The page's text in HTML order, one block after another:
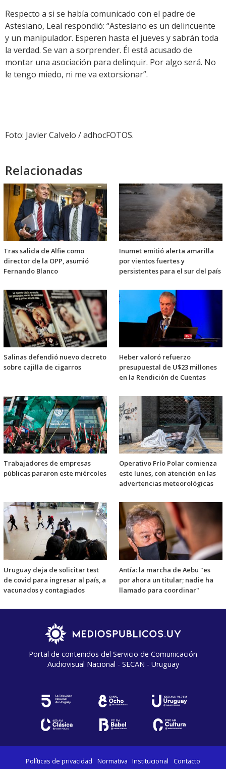
Respecto a si se había comunicado con el padre de
Astesiano, Leal respondió: “Astesiano es un delincuente
y un manipulador. Esperen hasta el jueves y sabrán toda
la verdad. Se van a sorprender. Él está acusado de
montar una asociación para delinquir. Por algo será. No
le tengo miedo, ni me va extorsionar”.
Foto: Javier Calvelo / adhocFOTOS.
Relacionadas
Tras salida de Alfie como
director de la OPP, asumió
Fernando Blanco
Inumet emitió alerta amarilla
por vientos fuertes y
persistentes para el sur del país
Salinas defendió nuevo decreto
sobre cajilla de cigarros
Heber valoró refuerzo
presupuestal de U$23 millones
en la Rendición de Cuentas
Trabajadores de empresas
públicas pararon este miércoles
Operativo Frío Polar comienza
este lunes, con atención en las
advertencias meteorológicas
Uruguay deja de solicitar test
de covid para ingresar al país, a
vacunados y contagiados
Antía: la marcha de Aebu "es
por ahora un titular; nadie ha
llamado para coordinar"
Portal de contenidos del Servicio de Comunicación
Audiovisual Nacional - SECAN - Uruguay
Políticas de privacidad Normativa Institucional Contacto